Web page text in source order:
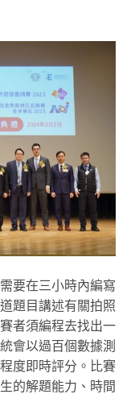
要在三小時內編寫
題目講述有關拍照
者須編程去找出一
會以過百個數據測
度即時評分。比賽
的解題能力、時間